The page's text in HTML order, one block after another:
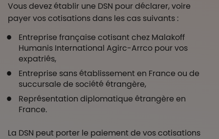
Vous devez établir une DSN pour déclarer, voire
payer vos cotisations dans les cas suivants :
Entreprise française cotisant chez Malakoff
Humanis International Agirc-Arrco pour vos
expatriés,
Entreprise sans établissement en France ou de
succursale de société étrangère,
Représentation diplomatique étrangère en
France.
La DSN peut porter le paiement de vos cotisations